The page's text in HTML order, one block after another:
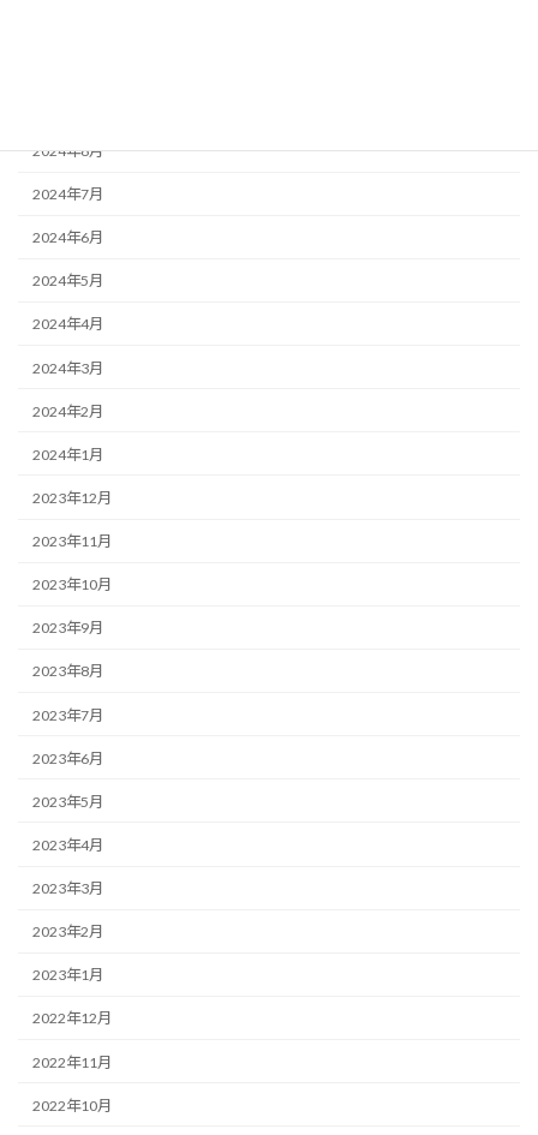
2024年8月
2024年7月
2024年6月
2024年5月
2024年4月
2024年3月
2024年2月
2024年1月
2023年12月
2023年11月
2023年10月
2023年9月
2023年8月
2023年7月
2023年6月
2023年5月
2023年4月
2023年3月
2023年2月
2023年1月
2022年12月
2022年11月
2022年10月